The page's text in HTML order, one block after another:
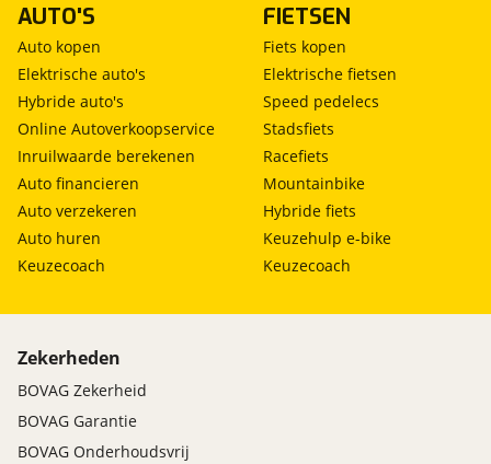
AUTO'S
Auto kopen
Elektrische auto's
Hybride auto's
Online Autoverkoopservice
Inruilwaarde berekenen
Auto financieren
Auto verzekeren
Auto huren
Keuzecoach
FIETSEN
Fiets kopen
Elektrische fietsen
Speed pedelecs
Stadsfiets
Racefiets
Mountainbike
Hybride fiets
Keuzehulp e-bike
Keuzecoach
Zekerheden
BOVAG Zekerheid
BOVAG Garantie
BOVAG Onderhoudsvrij